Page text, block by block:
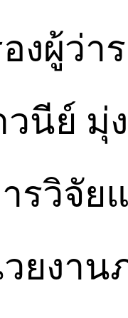
งผู้ว่า
วนีย์ มุ่
รวิจัย
ยงาน